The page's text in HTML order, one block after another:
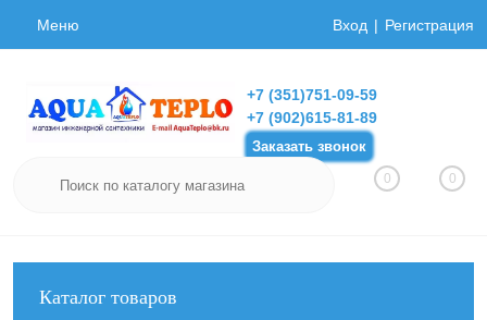
Меню Вход Регистрация
+7 (351)751-09-59
+7 (902)615-81-89
Заказать звонок
0 0
Каталог товаров